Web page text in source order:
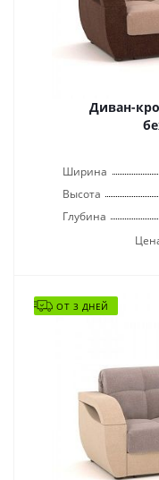
Диван-
Ширина
Высота
Глубина
ОТ 3 ДНЕЙ